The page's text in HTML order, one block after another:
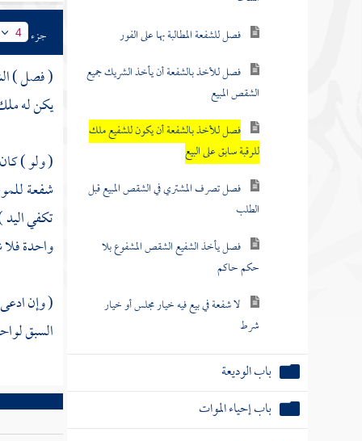
فصل للشفعة المطالبة بها على الفور
فصل للأخذ بالشفعة أن يأخذ الشريك جميع
الشقص المبيع
فصل للأخذ بالشفعة أن يكون للشفيع ملك
للرقبة سابق على البيع
فصل تصرف المشتري في الشقص المبيع قبل
الطلب
فصل يأخذ الشفيع الشقص المشفوع بلا
حكم حاكم
لا شفعة في بيع فيه خيار مجلس أو خيار
شرط
باب الوديعة
باب إحياء الموات
جزء 4
( فصل )
يكن له
( ولو )
شفعة
تكفي
واحدة
( وإن
السبق